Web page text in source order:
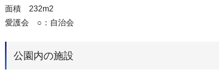
面積 232m2
愛護会 ○：自治会
公園内の施設